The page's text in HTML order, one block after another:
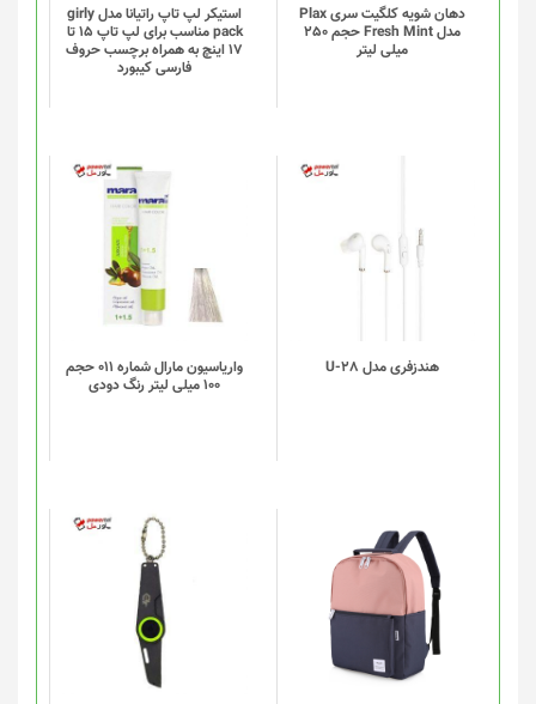
دهان شویه کلگیت سری Plax
مدل Fresh Mint حجم 250
میلی لیتر
استیکر لپ تاپ راتیانا مدل girly
pack مناسب برای لپ تاپ 15 تا
17 اینچ به همراه برچسب حروف
فارسی کیبورد
هندزفری مدل U-28
واریاسیون مارال شماره 011 حجم
100 میلی لیتر رنگ دودی
این
محصول
انواع
مختلفی
می